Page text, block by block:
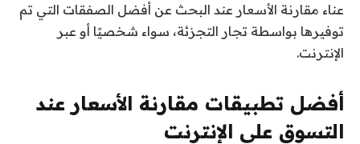
عناء مقارنة الأسعار عند البحث عن أفضل الصفقات التي تم
توفيرها بواسطة تجار التجزئة، سواء شخصيًا أو عبر
الإنترنت.
أفضل تطبيقات مقارنة الأسعار عند
التسوق على الإنترنت